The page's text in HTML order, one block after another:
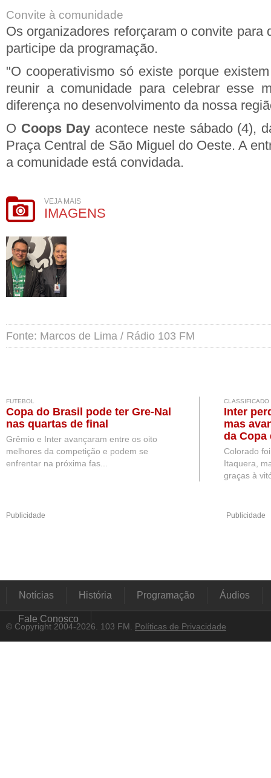
Convite à comunidade
Os organizadores reforçaram o convite para
participe da programação.
"O cooperativismo só existe porque
reunir a comunidade para celebrar esse
diferença no desenvolvimento da nossa
O Coops Day acontece neste sábado (4),
Praça Central de São Miguel do Oeste. A
a comunidade está convidada.
VEJA MAIS
IMAGENS
Fonte: Marcos de Lima / Rádio 103 FM
FUTEBOL
Copa do Brasil pode ter Gre-Nal
nas quartas de final
Grêmio e Inter avançaram entre os oito
melhores da competição e podem se
enfrentar na próxima fas...
CLASSIFICADO
Inter
mas
da Copa
Colorado
Itaquera,
graças à
Publicidade Publicidade
Notícias História Programação Áudios
Fale Conosco
© Copyright 2004-2026. 103 FM. Políticas de Privacidade